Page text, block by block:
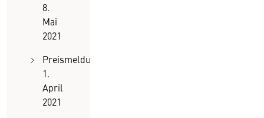
8.
Mai
2021
Preismeldung
1.
April
2021